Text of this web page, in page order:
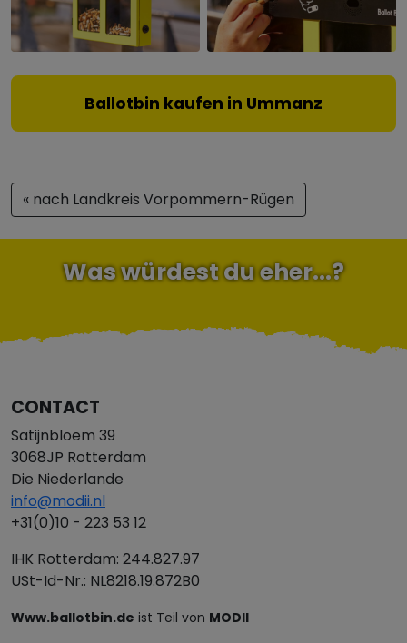
Ballotbin kaufen in Ummanz
« nach Landkreis Vorpommern-Rügen
Was würdest du eher...?
CONTACT
Satijnbloem 39
3068JP Rotterdam
Die Niederlande
info@modii.nl
+31(0)10 - 223 53 12
IHK Rotterdam: 244.827.97
USt-Id-Nr.: NL8218.19.872B0
Www.ballotbin.de ist Teil von MODII